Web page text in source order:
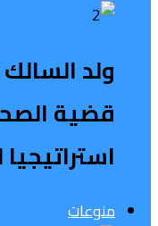
ولد
قضية
منوعات